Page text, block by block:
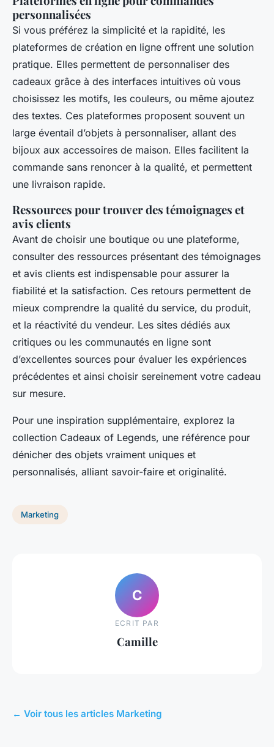
personnalisées
Si vous préférez la simplicité et la rapidité, les
plateformes de création en ligne offrent une solution
pratique. Elles permettent de personnaliser des
cadeaux grâce à des interfaces intuitives où vous
choisissez les motifs, les couleurs, ou même ajoutez
des textes. Ces plateformes proposent souvent un
large éventail d’objets à personnaliser, allant des
bijoux aux accessoires de maison. Elles facilitent la
commande sans renoncer à la qualité, et permettent
une livraison rapide.
Ressources pour trouver des témoignages et
avis clients
Avant de choisir une boutique ou une plateforme,
consulter des ressources présentant des témoignages
et avis clients est indispensable pour assurer la
fiabilité et la satisfaction. Ces retours permettent de
mieux comprendre la qualité du service, du produit,
et la réactivité du vendeur. Les sites dédiés aux
critiques ou les communautés en ligne sont
d’excellentes sources pour évaluer les expériences
précédentes et ainsi choisir sereinement votre cadeau
sur mesure.
Pour une inspiration supplémentaire, explorez la
collection Cadeaux of Legends, une référence pour
dénicher des objets vraiment uniques et
personnalisés, alliant savoir-faire et originalité.
Marketing
C
ECRIT PAR
Camille
← Voir tous les articles Marketing